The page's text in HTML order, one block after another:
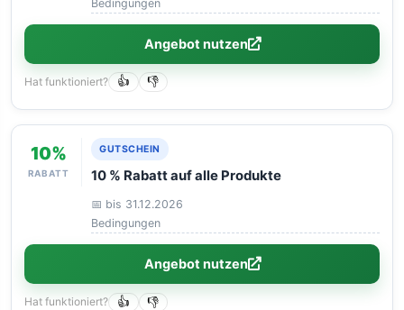
Bedingungen
Angebot nutzen
Hat funktioniert? 👍 👎
10%
RABATT
GUTSCHEIN
10 % Rabatt auf alle Produkte
📅 bis 31.12.2026
Bedingungen
Angebot nutzen
Hat funktioniert? 👍 👎